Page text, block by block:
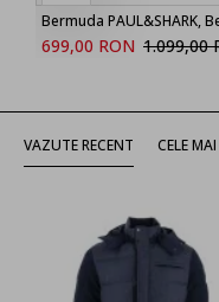
699,00 RON 1.099,00
VAZUTE RECENT CELE